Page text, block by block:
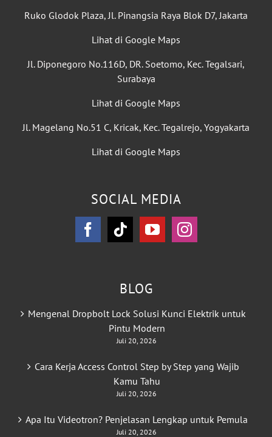
Ruko Glodok Plaza, Jl. Pinangsia Raya Blok D7, Jakarta
Lihat di Google Maps
Jl. Diponegoro No.116D, DR. Soetomo, Kec. Tegalsari,
Surabaya
Lihat di Google Maps
Jl. Magelang No.51 C, Kricak, Kec. Tegalrejo, Yogyakarta
Lihat di Google Maps
SOCIAL MEDIA
BLOG
Mengenal Dropbolt Lock Solusi Kunci Elektrik untuk
Pintu Modern
Juli 20, 2026
Cara Kerja Access Control Step by Step yang Wajib
Kamu Tahu
Juli 20, 2026
Apa Itu Videotron? Penjelasan Lengkap untuk Pemula
Juli 20, 2026